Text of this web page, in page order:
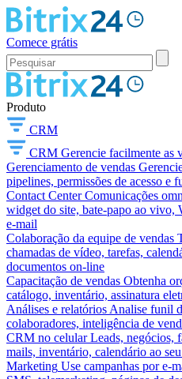
Comece grátis
Produto
CRM
CRM Gerencie facilmente as
Gerenciamento de vendas
pipelines, permissões de acesso e
Contact Center Comunicações
widget do site, bate-papo ao vivo,
e-mail
Colaboração da equipe de vendas
chamadas de vídeo, tarefas,
documentos on-line
Capacitação de vendas Obtenha
catálogo, inventário, assinatura
Análises e relatórios Analise funil
colaboradores, inteligência de
CRM no celular Leads, negócios,
mails, inventário, calendário ao
Marketing Use campanhas por e-